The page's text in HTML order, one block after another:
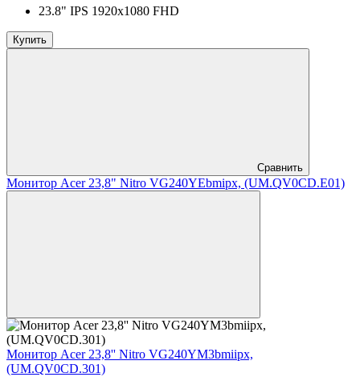
23.8" IPS 1920x1080 FHD
Купить
Сравнить
Монитор Acer 23,8" Nitro VG240YEbmipx, (UM.QV0CD.E01)
Монитор Acer 23,8'' Nitro VG240YM3bmiipx,
(UM.QV0CD.301)